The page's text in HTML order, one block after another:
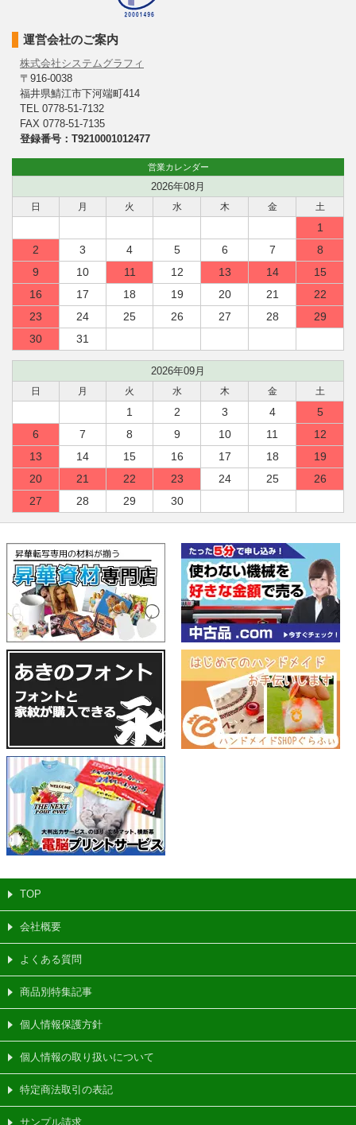
運営会社のご案内
株式会社システムグラフィ
〒916-0038
福井県鯖江市下河端町414
TEL 0778-51-7132
FAX 0778-51-7135
登録番号：T9210001012477
営業カレンダー
2026年08月
日 月 火 水 木 金 土
1
2
3 4 5 6 7
8
9
10 11 12 13 14
15
16
17 18 19 20 21
22
23
24 25 26 27 28
29
30
31
2026年09月
日 月 火 水 木 金 土
1 2 3 4
5
6
7 8 9 10 11
12
13
14 15 16 17 18
19
20
21 22 23 24 25
26
27
28 29 30
TOP
会社概要
よくある質問
商品別特集記事
個人情報保護方針
個人情報の取り扱いについて
特定商法取引の表記
サンプル請求